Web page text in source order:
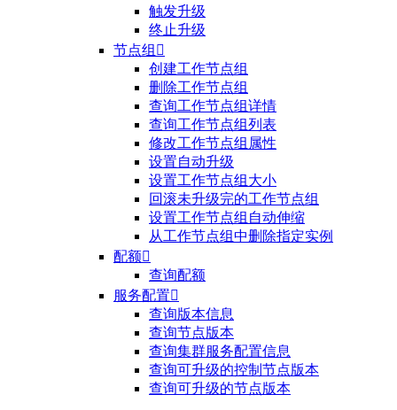
触发升级
终止升级
节点组 
创建工作节点组
删除工作节点组
查询工作节点组详情
查询工作节点组列表
修改工作节点组属性
设置自动升级
设置工作节点组大小
回滚未升级完的工作节点组
设置工作节点组自动伸缩
从工作节点组中删除指定实例
配额
查询配额
服务配置
查询版本信息
查询节点版本
查询集群服务配置信息
查询可升级的控制节点版本
查询可升级的节点版本